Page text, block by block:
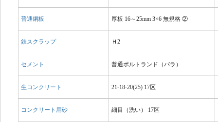
普通鋼板 厚板 16～25mm 3×6 無規格 ②
鉄スクラップ Ｈ2
セメント 普通ポルトランド（バラ）
生コンクリート 21-18-20(25) 17区
コンクリート用砂 細目（洗い） 17区